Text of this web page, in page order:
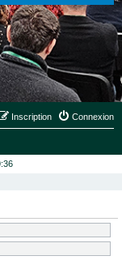
Connexion
Inscription